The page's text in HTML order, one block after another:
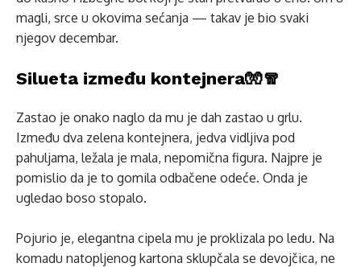
magli, srce u okovima sećanja — takav je bio svaki
njegov decembar.
Silueta između kontejnera🧤🧣
Zastao je onako naglo da mu je dah zastao u grlu.
Između dva zelena kontejnera, jedva vidljiva pod
pahuljama, ležala je mala, nepomična figura. Najpre je
pomislio da je to gomila odbačene odeće. Onda je
ugledao boso stopalo.
Pojurio je, elegantna cipela mu je proklizala po ledu. Na
komadu natopljenog kartona sklupčala se devojčica, ne